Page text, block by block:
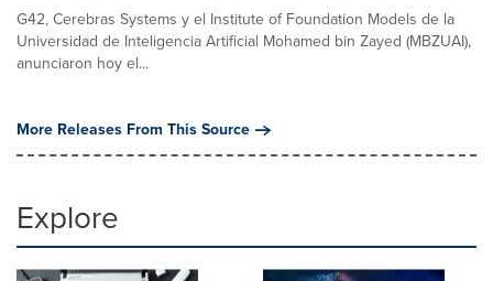
G42, Cerebras Systems y el Institute of Foundation Models de la
Universidad de Inteligencia Artificial Mohamed bin Zayed (MBZUAI),
anunciaron hoy el...
More Releases From This Source
Explore